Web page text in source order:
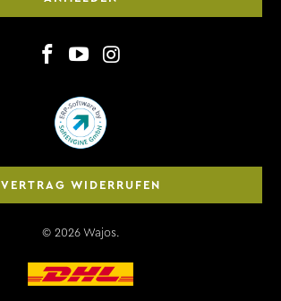
VERTRAG WIDERRUFEN
© 2026 Wajos.